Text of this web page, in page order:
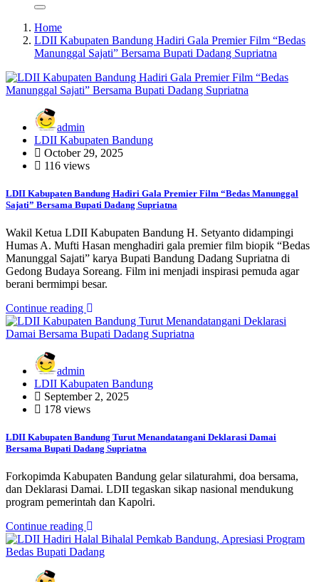
Home
LDII Kabupaten Bandung Hadiri Gala Premier Film “Bedas
Manunggal Sajati” Bersama Bupati Dadang Supriatna
admin
LDII Kabupaten Bandung
October 29, 2025
116 views
LDII Kabupaten Bandung Hadiri Gala Premier Film “Bedas Manunggal
Sajati” Bersama Bupati Dadang Supriatna
Wakil Ketua LDII Kabupaten Bandung H. Setyanto didampingi
Humas A. Mufti Hasan menghadiri gala premier film biopik “Bedas
Manunggal Sajati” karya Bupati Bandung Dadang Supriatna di
Gedong Budaya Soreang. Film ini menjadi inspirasi pemuda agar
berani bermimpi besar.
Continue reading
admin
LDII Kabupaten Bandung
September 2, 2025
178 views
LDII Kabupaten Bandung Turut Menandatangani Deklarasi Damai
Bersama Bupati Dadang Supriatna
Forkopimda Kabupaten Bandung gelar silaturahmi, doa bersama,
dan Deklarasi Damai. LDII tegaskan sikap nasional mendukung
program pemerintah dan Kapolri.
Continue reading